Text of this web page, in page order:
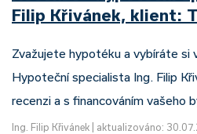
Filip Křivánek, klient:
Zvažujete hypotéku a vybíráte si
Hypoteční specialista Ing. Filip
recenzi a s financováním vašeho
Ing. Filip Křivánek aktualizováno: